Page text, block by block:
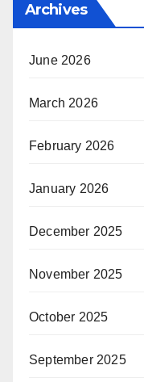
Archives
June 2026
March 2026
February 2026
January 2026
December 2025
November 2025
October 2025
September 2025